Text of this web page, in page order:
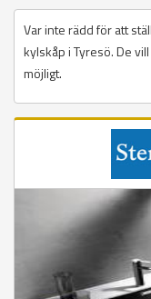
Var inte rädd för att
kylskåp i Tyresö. De
möjligt.